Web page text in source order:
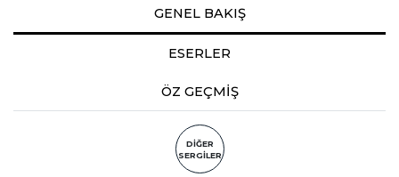
GENEL BAKIŞ
ESERLER
ÖZ GEÇMİŞ
DİĞER
SERGİLER